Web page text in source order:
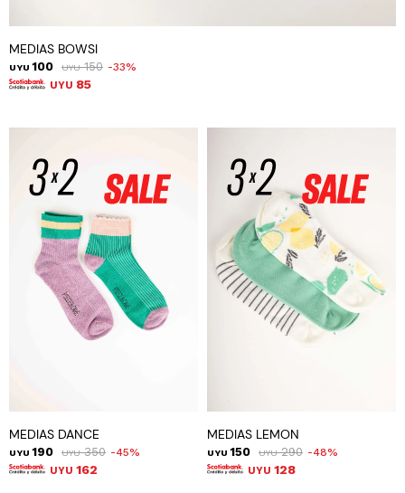
MEDIAS BOWSI
UYU 100 UYU 150 33
UYU 85
MEDIAS DANCE
UYU 190 UYU 350 45
UYU 162
MEDIAS LEMON
UYU 150 UYU 290 48
UYU 128